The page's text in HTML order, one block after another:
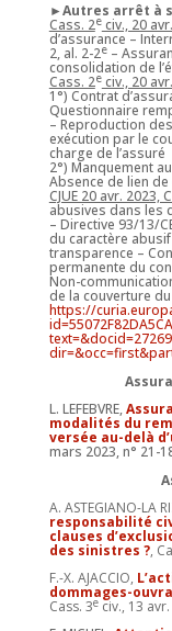
►Autres arrêt à
Cass. 2eciv., 20
d’assurance –
2, al. 2-2e–
consolidation de
Cass. 2eciv., 20
1°) Contrat d’
Questionnaire
– Reproduction
exécution par le
charge de l’assuré
2°) Manquement
Absence de lien
CJUE 20 avr. 2023,
abusives dans les
– Directive 93/13/
du caractère
transparence –
permanente du
Non-
de la couverture
https://
L. LEFEBVRE,
modalités du
versée au-delà
mars 2023, n° 21-
A. ASTEGIANO-LA
responsabilité
clauses
des sinistres ?,
F.-X. AJACCIO,
dommages-
Cass. 3eciv., 13 avr.